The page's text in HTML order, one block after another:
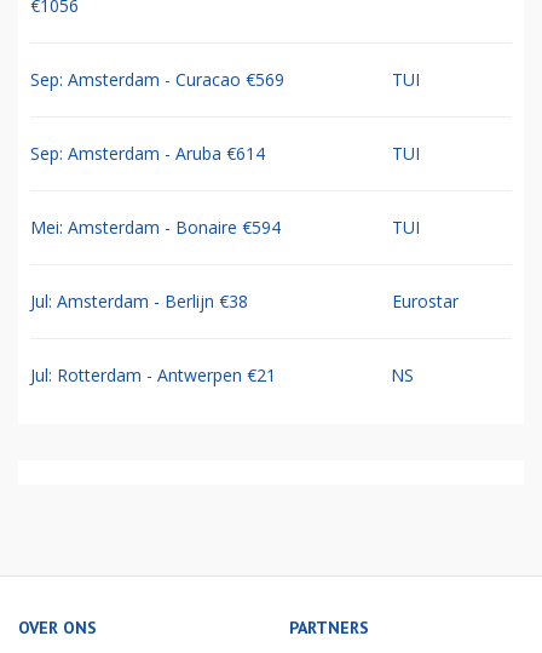
€1056
Sep: Amsterdam - Curacao €569 TUI
Sep: Amsterdam - Aruba €614 TUI
Mei: Amsterdam - Bonaire €594 TUI
Jul: Amsterdam - Berlijn €38 Eurostar
Jul: Rotterdam - Antwerpen €21 NS
OVER ONS PARTNERS